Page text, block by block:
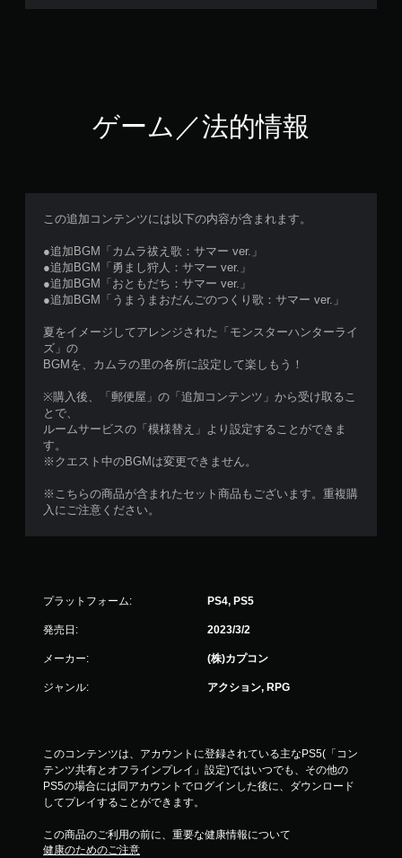
ゲーム／法的情報
この追加コンテンツには以下の内容が含まれます。
●追加BGM「カムラ祓え歌：サマー ver.」
●追加BGM「勇まし狩人：サマー ver.」
●追加BGM「おともだち：サマー ver.」
●追加BGM「うまうまおだんごのつくり歌：サマー ver.」
夏をイメージしてアレンジされた「モンスターハンターライ
ズ」の
BGMを、カムラの里の各所に設定して楽しもう！
※購入後、「郵便屋」の「追加コンテンツ」から受け取るこ
とで、
ルームサービスの「模様替え」より設定することができま
す。
※クエスト中のBGMは変更できません。
※こちらの商品が含まれたセット商品もございます。重複購
入にご注意ください。
プラットフォーム: PS4, PS5
発売日: 2023/3/2
メーカー: (株)カプコン
ジャンル: アクション, RPG
このコンテンツは、アカウントに登録されている主なPS5(「コン
テンツ共有とオフラインプレイ」設定)ではいつでも、その他の
PS5の場合には同アカウントでログインした後に、ダウンロード
してプレイすることができます。
この商品のご利用の前に、重要な健康情報について
健康のためのご注意